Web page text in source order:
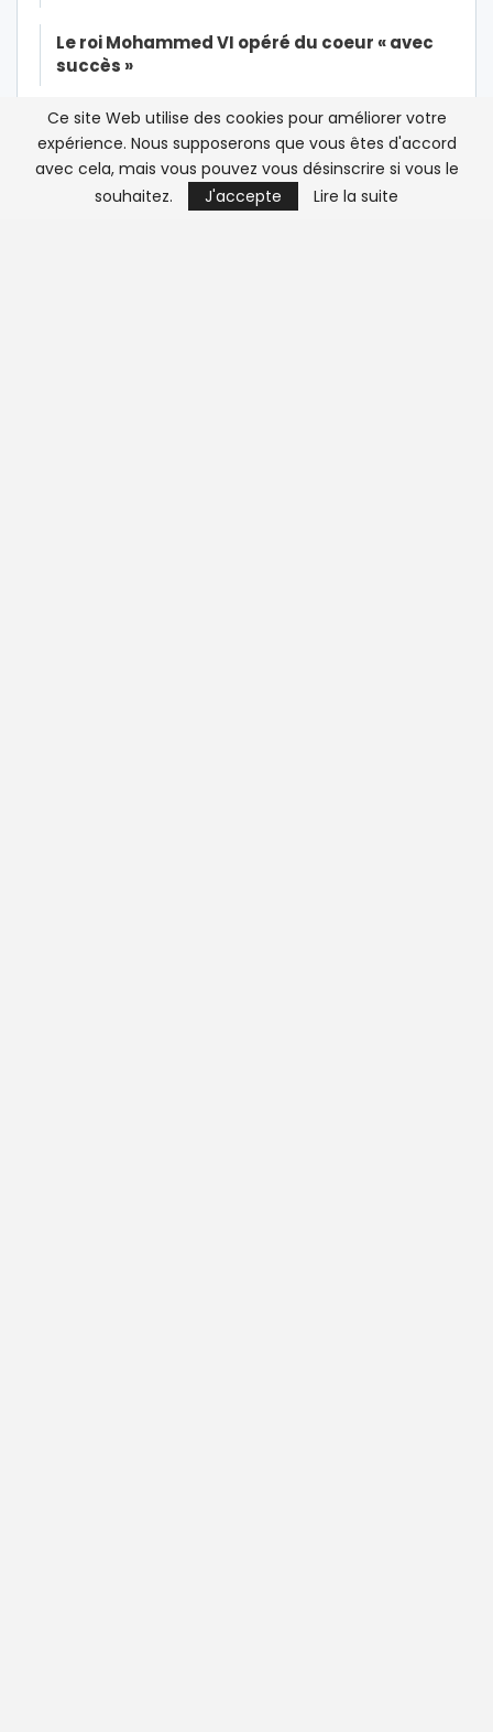
Le roi Mohammed VI opéré du coeur « avec
succès »
Covid-19: le roi Mohammed VI ordonne
l’envoi d’une aide à 15…
Des Marocains bloqués en France
Ce site Web utilise des cookies pour améliorer votre
expérience. Nous supposerons que vous êtes d'accord
avec cela, mais vous pouvez vous désinscrire si vous le
souhaitez.
J'accepte Lire la suite